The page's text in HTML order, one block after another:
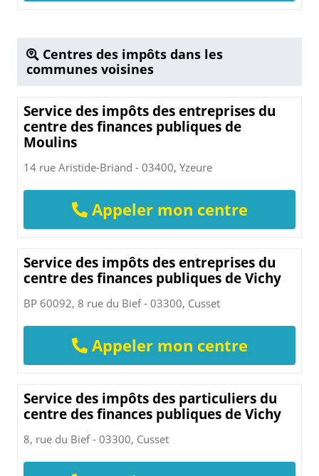
Centres des impôts dans les
communes voisines
Service des impôts des entreprises du
centre des finances publiques de
Moulins
14 rue Aristide-Briand - 03400, Yzeure
Appeler mon centre
Service des impôts des entreprises du
centre des finances publiques de Vichy
BP 60092, 8 rue du Bief - 03300, Cusset
Appeler mon centre
Service des impôts des particuliers du
centre des finances publiques de Vichy
8, rue du Bief - 03300, Cusset